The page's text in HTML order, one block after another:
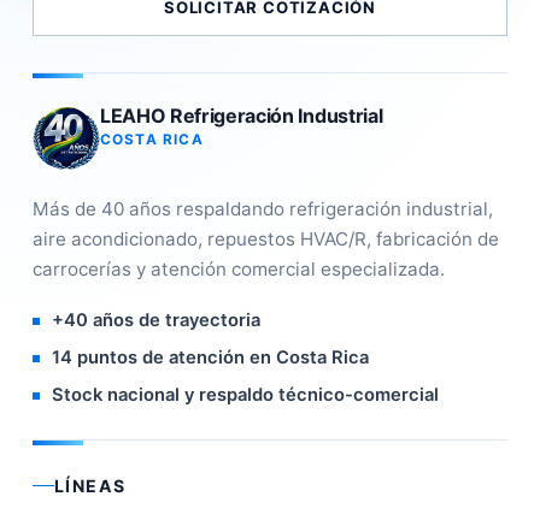
SOLICITAR COTIZACIÓN
LEAHO Refrigeración Industrial
COSTA RICA
Más de 40 años respaldando refrigeración industrial,
aire acondicionado, repuestos HVAC/R, fabricación de
carrocerías y atención comercial especializada.
+40 años de trayectoria
14 puntos de atención en Costa Rica
Stock nacional y respaldo técnico-comercial
LÍNEAS